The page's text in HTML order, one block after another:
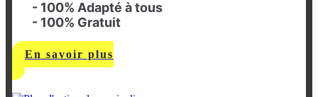
- 100% Adapté à tous
- 100% Gratuit
En savoir plus